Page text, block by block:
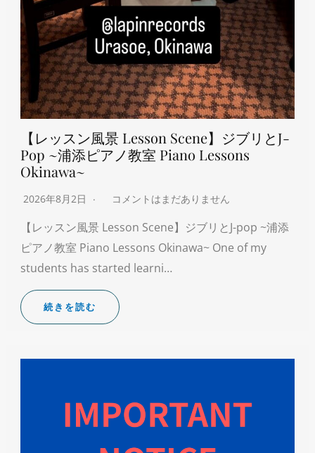
【レッスン風景 Lesson Scene】ジブリとJ-
Pop ~浦添ピアノ教室 Piano Lessons
Okinawa~
2026年8月2日 コメントはまだありません
【レッスン風景 Lesson Scene】ジブリとJ-pop ~浦添
ピアノ教室 Piano Lessons Okinawa~ One of my
students has started learni…
続きを読む